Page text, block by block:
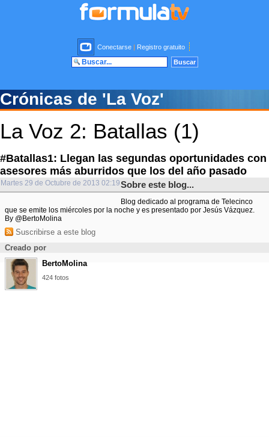
Conectarse | Registro gratuito
Crónicas de 'La Voz'
La Voz 2: Batallas (1)
#Batallas1: Llegan las segundas oportunidades con
asesores más aburridos que los del año pasado
Martes 29 de Octubre de 2013 02:19Sobre este blog...
Blog dedicado al programa de Telecinco
que se emite los miércoles por la noche y es presentado por Jesús Vázquez.
By @BertoMolina
Suscribirse a este blog
Creado por
BertoMolina
424 fotos